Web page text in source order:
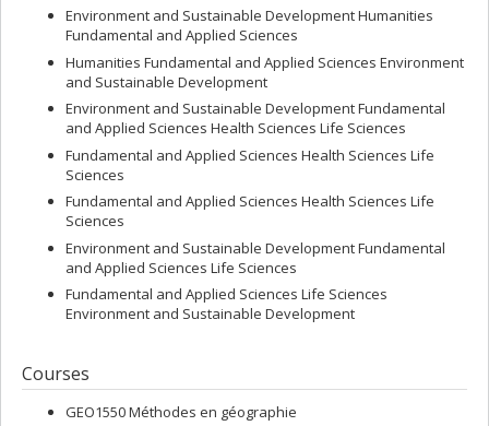
Environment and Sustainable Development Humanities
Fundamental and Applied Sciences
Humanities Fundamental and Applied Sciences Environment
and Sustainable Development
Environment and Sustainable Development Fundamental
and Applied Sciences Health Sciences Life Sciences
Fundamental and Applied Sciences Health Sciences Life
Sciences
Fundamental and Applied Sciences Health Sciences Life
Sciences
Environment and Sustainable Development Fundamental
and Applied Sciences Life Sciences
Fundamental and Applied Sciences Life Sciences
Environment and Sustainable Development
Courses
GEO1550 Méthodes en géographie